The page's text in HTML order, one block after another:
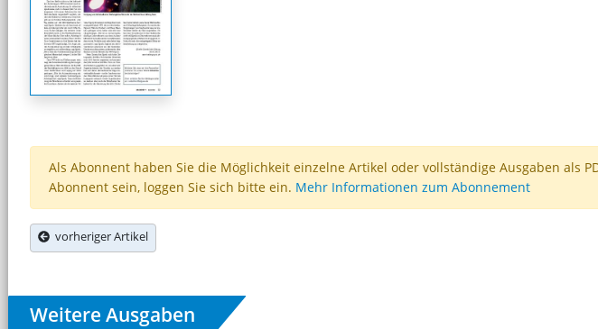
Als Abonnent haben Sie die Möglichkeit einzelne Artikel oder vollständige Ausgaben als
Abonnent sein, loggen Sie sich bitte ein. Mehr Informationen zum Abonnement
vorheriger Artikel
Weitere Ausgaben